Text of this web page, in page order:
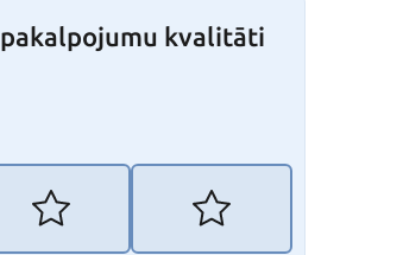
kvalitāti